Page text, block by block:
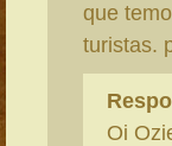
que
turistas.
Oi